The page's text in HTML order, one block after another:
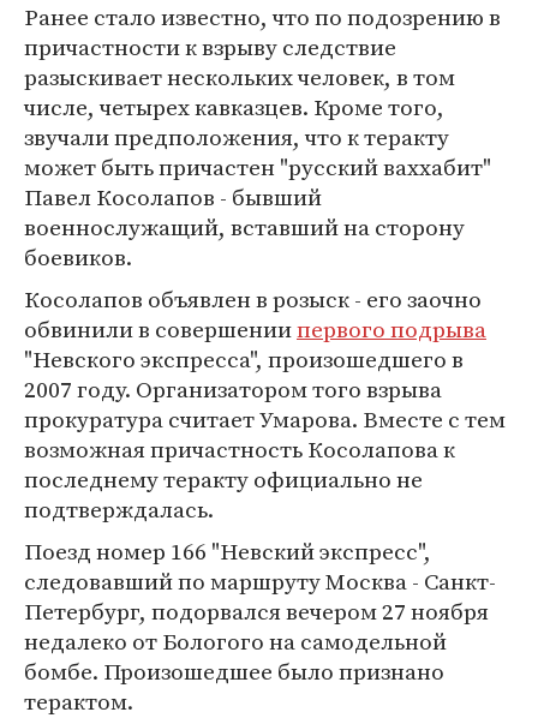
Ранее стало известно, что по подозрению в
причастности к взрыву следствие
разыскивает нескольких человек, в том
числе, четырех кавказцев. Кроме того,
звучали предположения, что к теракту
может быть причастен "русский ваххабит"
Павел Косолапов - бывший
военнослужащий, вставший на сторону
боевиков.
Косолапов объявлен в розыск - его заочно
обвинили в совершениипервого подрыва
"Невского экспресса", произошедшего в
2007 году. Организатором того взрыва
прокуратура считает Умарова. Вместе с тем
возможная причастность Косолапова к
последнему теракту официально не
подтверждалась.
Поезд номер 166 "Невский экспресс",
следовавший по маршруту Москва - Санкт-
Петербург, подорвался вечером 27 ноября
недалеко от Бологого на самодельной
бомбе. Произошедшее было признано
терактом.